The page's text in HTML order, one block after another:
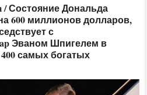
/ Состояние Дональда
600 миллионов долларов,
с
Эваном Шпигелем в
400 самых богатых